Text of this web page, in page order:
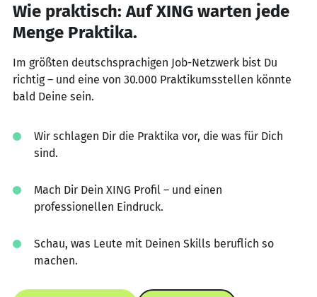
Wie praktisch: Auf XING warten jede
Menge Praktika.
Im größten deutschsprachigen Job-Netzwerk bist Du
richtig – und eine von 30.000 Praktikumsstellen könnte
bald Deine sein.
Wir schlagen Dir die Praktika vor, die was für Dich
sind.
Mach Dir Dein XING Profil – und einen
professionellen Eindruck.
Schau, was Leute mit Deinen Skills beruflich so
machen.